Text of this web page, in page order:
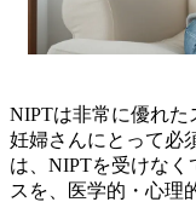
NIPTは非常に優れ
妊婦さんにとって必
は、NIPTを受けな
スを、医学的・心理